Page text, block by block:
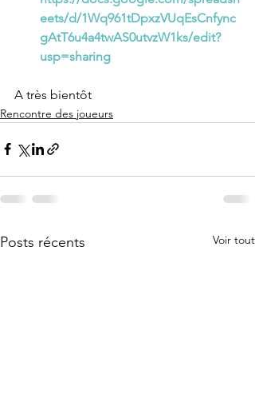
eets/d/1Wq961tDpxzVUqEsCnfync
gAtT6u4a4twAS0utvzW1ks/edit?
usp=sharing
A très bientôt
Rencontre des joueurs
Posts récents Voir tout